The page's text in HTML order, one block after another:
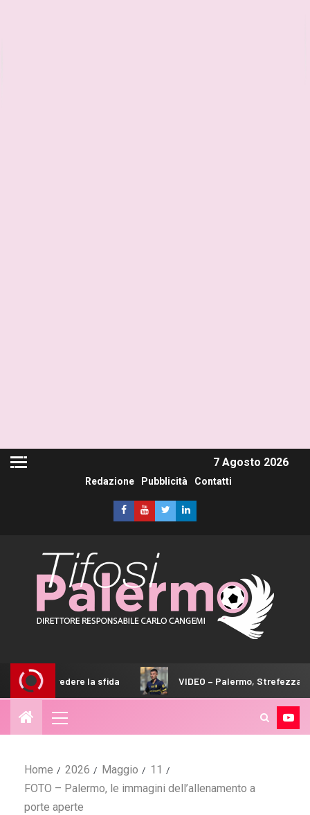
7 Agosto 2026
Redazione Pubblicità Contatti
VIDEO – Palermo, Strefezza arriva in Australia
Home 2026 Maggio
11
FOTO – Palermo, le immagini dell’allenamento a
porte aperte